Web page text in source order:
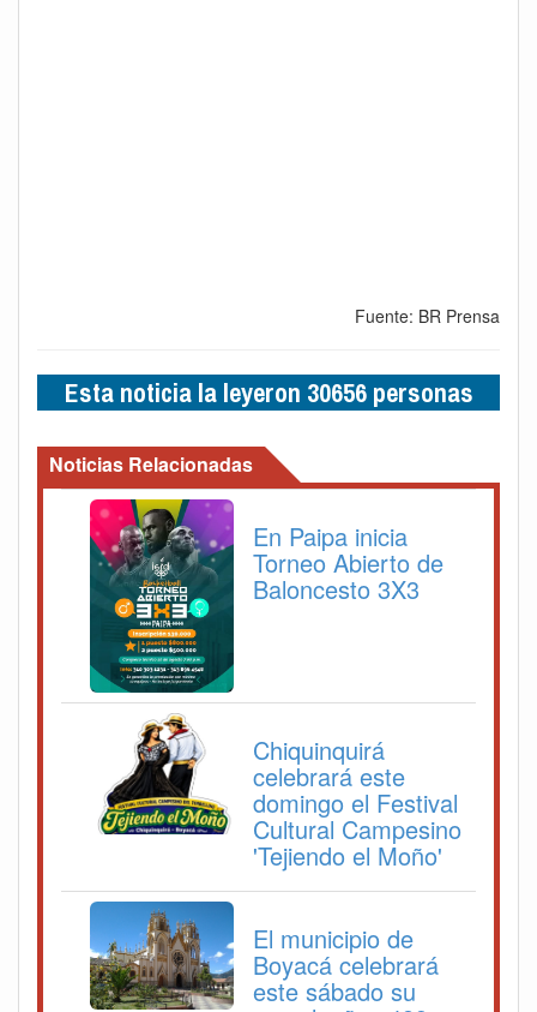
Fuente: BR Prensa
Esta noticia la leyeron 30656 personas
Noticias Relacionadas
En Paipa inicia
Torneo Abierto de
Baloncesto 3X3
Chiquinquirá
celebrará este
domingo el Festival
Cultural Campesino
'Tejiendo el Moño'
El municipio de
Boyacá celebrará
este sábado su